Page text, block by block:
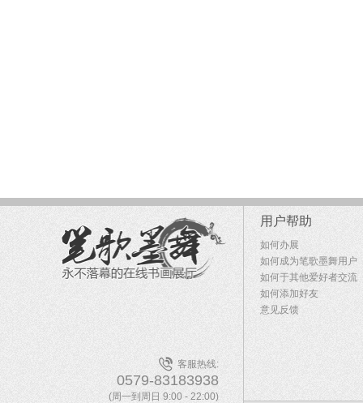
客服热线:
0579-83183938
(周一到周日 9:00 - 22:00)
用户帮助
如何办展
如何成为笔歌墨舞用户
如何于其他爱好者交流
如何添加好友
意见反馈